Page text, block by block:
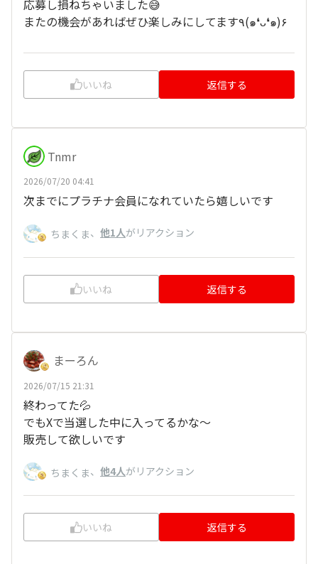
応募し損ねちゃいました😅
またの機会があればぜひ楽しみにしてます٩(๑❛ᴗ❛๑)۶
いいね 返信する
Tnmr
2026/07/20 04:41
次までにプラチナ会員になれていたら嬉しいです
ちまくま、 他1人がリアクション
いいね 返信する
まーろん
2026/07/15 21:31
終わってた💦
でもXで当選した中に入ってるかな～
販売して欲しいです
ちまくま、 他4人がリアクション
いいね 返信する